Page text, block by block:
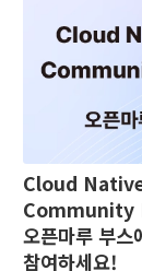
Cloud
Community
오픈마루 부스
참여하세요!